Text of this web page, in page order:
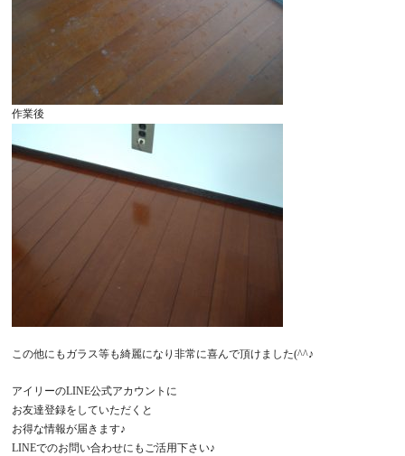
作業後
この他にもガラス等も綺麗になり非常に喜んで頂けました(^^♪
アイリーのLINE公式アカウントに
お友達登録をしていただくと
お得な情報が届きます♪
LINEでのお問い合わせにもご活用下さい♪